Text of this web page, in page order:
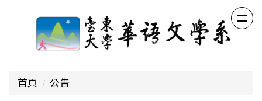
首頁 公告